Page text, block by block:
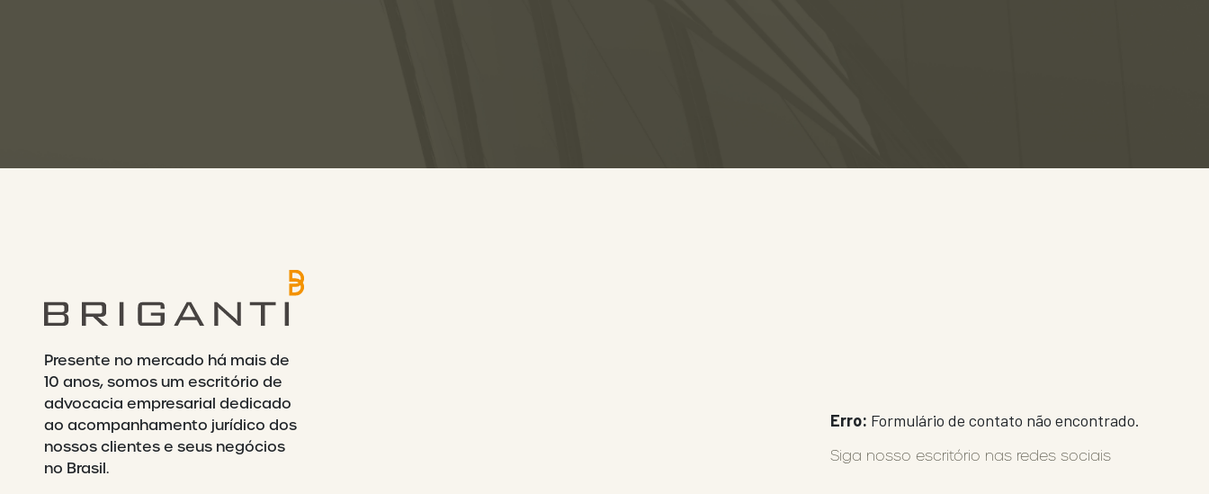
Presente no mercado há mais de
10 anos, somos um escritório de
advocacia empresarial dedicado
ao acompanhamento jurídico dos
nossos clientes e seus negócios
no Brasil.
Erro: Formulário de contato não encontrado.
Siga nosso escritório nas redes sociais